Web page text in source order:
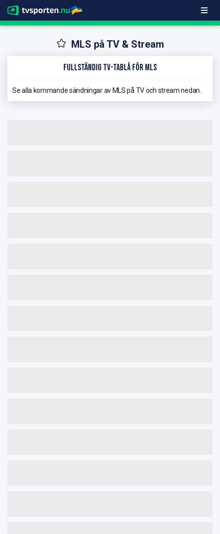
MLS på TV & Stream
Fullständig TV-Tablå för MLS
Se alla kommande sändningar av MLS på TV och stream nedan.